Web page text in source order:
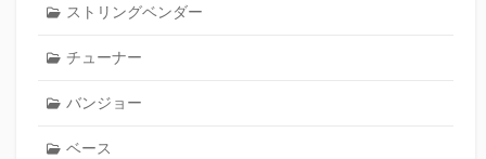
ストリングベンダー
チューナー
バンジョー
ベース